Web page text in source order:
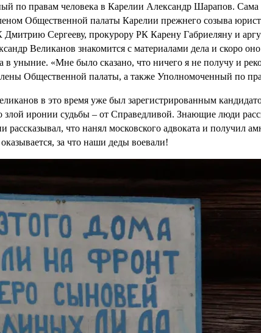
по правам человека в Карелии Александр Шарапов.
Общественной палаты Карелии прежнего созыва
Сергееву, прокурору РК Карену Габриеляну и
Великанов знакомится с материалами дела и скоро
в уныние. «Мне было сказано, что ничего я не получу и
Общественной палаты, а также Уполномоченный по
в это время уже был зарегистрированным
иронии судьбы – от Справедливой. Знающие люди
рассказывал, что нанял московского адвоката и
за что наши деды воевали!